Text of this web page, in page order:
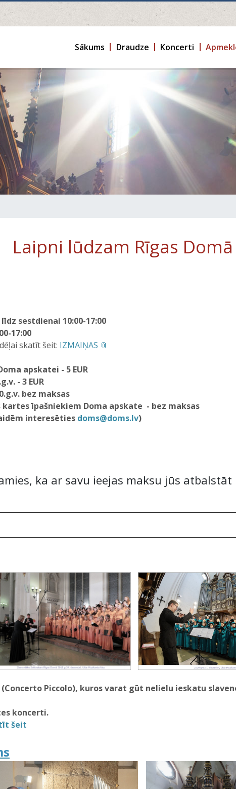
Sākums Draudze Koncerti
Laipni lūdzam Rīgas Domā
sestdienai 10:00-17:00
17:00
skatīt šeit: IZMAIŅAS
apskatei - 5 EUR
- 3 EUR
bez maksas
kartes īpašniekiem Doma apskate - bez maksas
interesēties doms@doms.lv)
ka ar savu ieejas maksu jūs
Piccolo), kuros varat gūt nelielu ieskatu
koncerti.
šeit